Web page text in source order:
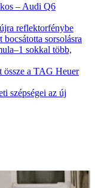
– Audi Q6
reflektorfénybe
sorsolásra
sokkal több,
össze a TAG Heuer
szépségei az új